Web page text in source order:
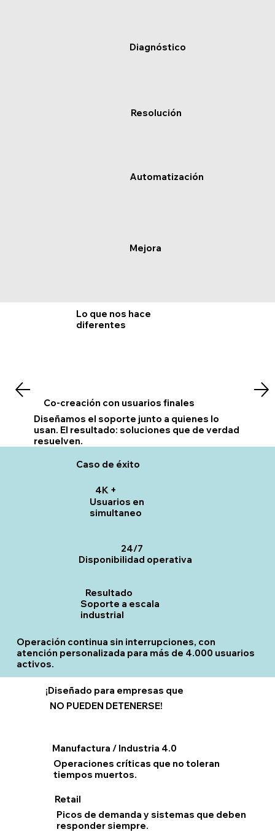
¡Diseñado para empresas que
NO PUEDEN DETENERSE!
Manufactura / Industria 4.0
Operaciones críticas que no toleran
tiempos muertos.
Retail
Picos de demanda y sistemas que deben
responder siempre.
Diagnóstico
Resolución
Automatización
Mejora
Lo que nos hace
diferentes
Co-creación con usuarios finales
Diseñamos el soporte junto a quienes lo
usan. El resultado: soluciones que de verdad
resuelven.
4K +
Usuarios en
simultaneo
Operación continua sin interrupciones, con
atención personalizada para más de 4.000 usuarios
activos.
Caso de éxito
24/7
Disponibilidad operativa
Resultado
Soporte a escala
industrial